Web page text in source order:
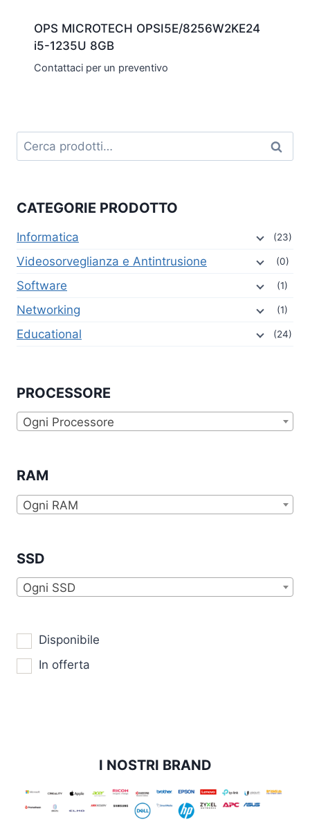
OPS MICROTECH OPSI5E/8256W2KE24
i5-1235U 8GB
Contattaci per un preventivo
Cerca: Cerca
CATEGORIE PRODOTTO
Informatica (23)
Videosorveglianza e Antintrusione (0)
Software (1)
Networking (1)
Educational (24)
PROCESSORE
Ogni Processore
RAM
Ogni RAM
SSD
Ogni SSD
Disponibile
In offerta
I NOSTRI BRAND